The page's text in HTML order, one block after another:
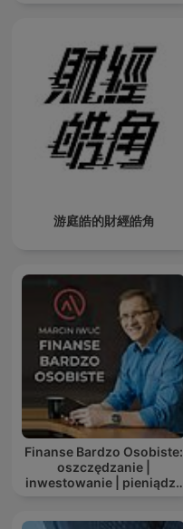
游庭皓的財經皓角
Finanse Bardzo Osobiste:
oszczędzanie |
inwestowanie | pieniądze